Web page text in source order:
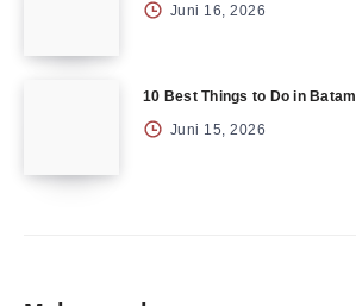
Juni 16, 2026
10 Best Things to Do in Batam
Juni 15, 2026